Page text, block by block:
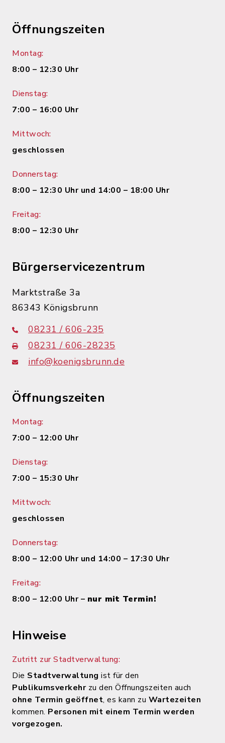
Öffnungszeiten
Montag:
8:00 – 12:30 Uhr
Dienstag:
7:00 – 16:00 Uhr
Mittwoch:
geschlossen
Donnerstag:
8:00 – 12:30 Uhr und 14:00 – 18:00 Uhr
Freitag:
8:00 – 12:30 Uhr
Bürgerservicezentrum
Marktstraße 3a
86343 Königsbrunn
08231 / 606-235
08231 / 606-28235
info@koenigsbrunn.de
Öffnungszeiten
Montag:
7:00 – 12:00 Uhr
Dienstag:
7:00 – 15:30 Uhr
Mittwoch:
geschlossen
Donnerstag:
8:00 – 12:00 Uhr und 14:00 – 17:30 Uhr
Freitag:
8:00 – 12:00 Uhr – nur mit Termin!
Hinweise
Zutritt zur Stadtverwaltung:
Die Stadtverwaltung ist für den
Publikumsverkehr zu den Öffnungszeiten auch
ohne Termin geöffnet, es kann zu Wartezeiten
kommen. Personen mit einem Termin werden
vorgezogen.